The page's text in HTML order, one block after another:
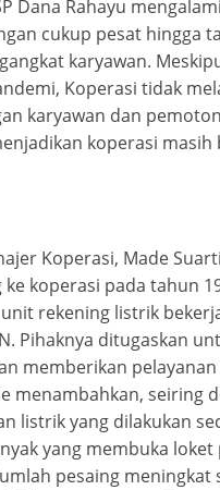
Dana Rahayu mengalami
cukup pesat hingga
karyawan.
Koperasi tidak
karyawan dan
koperasi masih
Koperasi, Made
koperasi pada tahun
rekening listrik
Pihaknya ditugaskan
memberikan
menambahkan, seiring
listrik yang dilakukan
yang membuka
pesaing meningkat